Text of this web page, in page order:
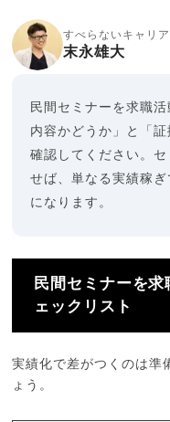
すべらないキャリ
末永雄大
民間セミナーを求職
内容かどうか」と「
確認してください。
せば、単なる実績稼
になります。
民間セミナーを
ェックリスト
実績化で差がつくのは準
ょう。